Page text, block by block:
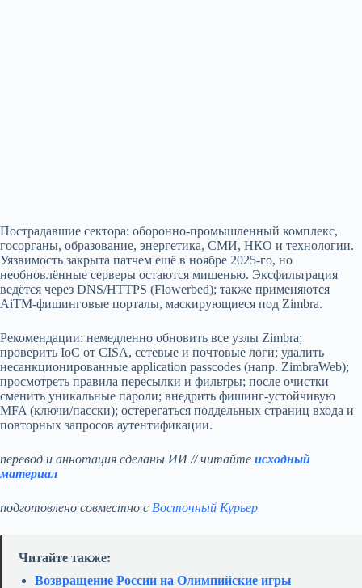
Пострадавшие сектора: оборонно‑промышленный комплекс,
госорганы, образование, энергетика, СМИ, НКО и технологии.
Уязвимость закрыта патчем ещё в ноябре 2025‑го, но
необновлённые серверы остаются мишенью. Экcфильтрация
ведётся через DNS/HTTPS (Flowerbed); также применяются
AiTM‑фишинговые порталы, маскирующиеся под Zimbra.
Рекомендации: немедленно обновить все узлы Zimbra;
проверить IoC от CISA, сетевые и почтовые логи; удалить
несанкционированные application passcodes (напр. ZimbraWeb);
просмотреть правила пересылки и фильтры; после очистки
сменить уникальные пароли; внедрить фишинг‑устойчивую
MFA (ключи/пасски); остерегаться поддельных страниц входа и
повторных запросов аутентификации.
перевод и аннотация сделаны ИИ // читайте исходный
материал
подготовлено совместно с Восточный Курьер
Читайте также:
Возвращение России на Олимпийские игры